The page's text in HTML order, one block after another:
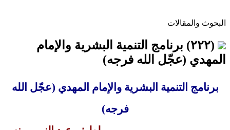
البحوث والمقالات
(٢٢٢) برنامج التنمية البشرية والإمام
المهدي (عجّل الله فرجه)
برنامج التنمية البشرية والإمام المهدي (عجّل الله
فرجه)